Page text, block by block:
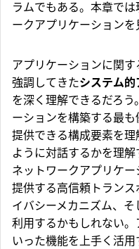
ラムでもある。本章で
ークアプリケーションを
アプリケーションに関
強調してきたシステム的
を深く理解できるだろ
ーションを構築する最
提供できる構成要素を
ように対話するかを理
ネットワークアプリケ
提供する高信頼トラン
イバシーメカニズム、
利用するかもしれない
いった機能を上手く活